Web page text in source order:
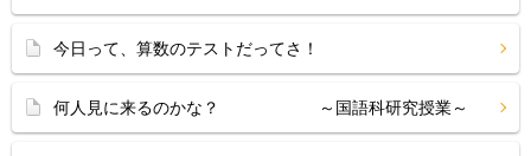
今日って、算数のテストだってさ！
何人見に来るのかな？ ～国語科研究授業～